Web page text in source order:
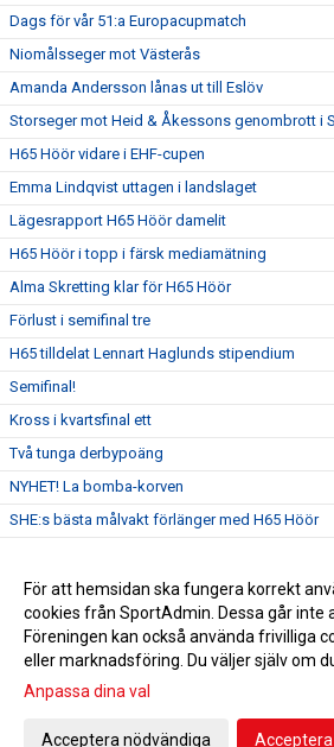
Dags för vår 51:a Europacupmatch
Niomålsseger mot Västerås
Amanda Andersson lånas ut till Eslöv
Storseger mot Heid & Åkessons genombrott i
H65 Höör vidare i EHF-cupen
Emma Lindqvist uttagen i landslaget
Lägesrapport H65 Höör damelit
H65 Höör i topp i färsk mediamätning
Alma Skretting klar för H65 Höör
Förlust i semifinal tre
H65 tilldelat Lennart Haglunds stipendium
Semifinal!
Kross i kvartsfinal ett
Två tunga derbypoäng
NYHET! La bomba-korven
SHE:s bästa målvakt förlänger med H65 Höör
Ola Månsson klar för H65 nästa säsong
Anna Olsson förlänger med H65 Höör
Gå till Webbversion
För att hemsidan ska fungera korrekt
cookies från SportAdmin. Dessa går inte
Föreningen kan också använda frivilliga
eller marknadsföring. Du väljer själv om
Anpassa dina val
Acceptera nödvändiga Acceptera